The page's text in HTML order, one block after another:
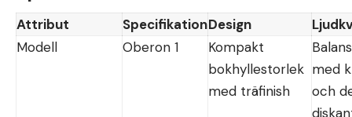
Attribut SpecifikationDesign
Modell
Oberon 1
Kompakt
bokhyllestorlek
med träfinish
med
och